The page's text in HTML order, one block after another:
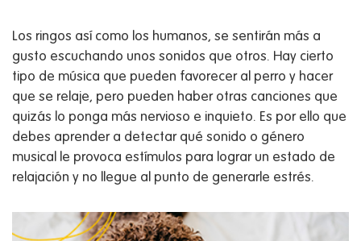
Los ringos así como los humanos, se sentirán más a
gusto escuchando unos sonidos que otros. Hay cierto
tipo de música que pueden favorecer al perro y hacer
que se relaje, pero pueden haber otras canciones que
quizás lo ponga más nervioso e inquieto. Es por ello que
debes aprender a detectar qué sonido o género
musical le provoca estímulos para lograr un estado de
relajación y no llegue al punto de generarle estrés.